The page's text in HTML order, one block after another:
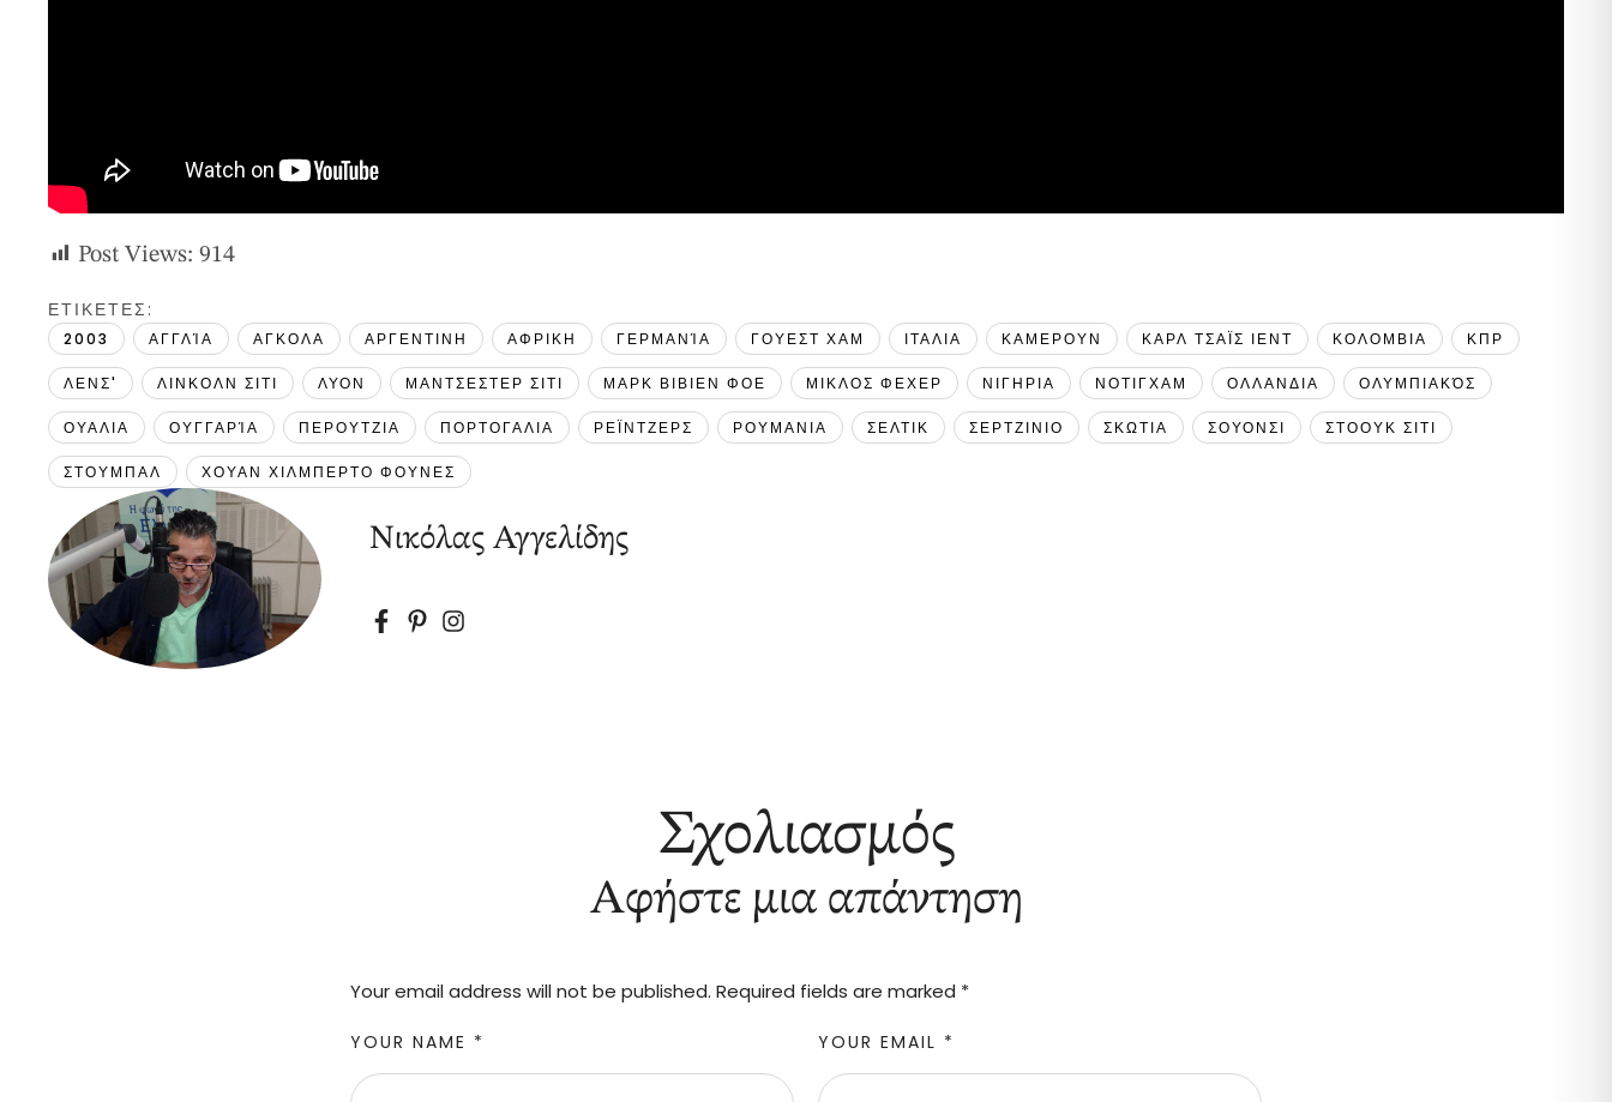
Post Views: 914
ΕΤΙΚΕΤΕΣ:
2003 ΑΓΓΛΊΑ ΑΓΚΟΛΑ ΑΡΓΕΝΤΙΝΗ ΑΦΡΙΚΗ ΓΕΡΜΑΝΊΑ ΓΟΥΕΣΤ ΧΑΜ ΙΤΑΛΙΑ ΚΑΜΕΡΟΥΝ ΚΑΡΛ ΤΣΑΪΣ ΙΕΝΤ ΚΟΛΟΜΒΙΑ ΚΠΡ
ΛΕΝΣ' ΛΙΝΚΟΛΝ ΣΙΤΙ ΛΥΟΝ ΜΑΝΤΣΕΣΤΕΡ ΣΙΤΙ ΜΑΡΚ ΒΙΒΙΕΝ ΦΟΕ ΜΙΚΛΟΣ ΦΕΧΕΡ ΝΙΓΗΡΙΑ ΝΟΤΙΓΧΑΜ ΟΛΛΑΝΔΙΑ ΟΛΥΜΠΙΑΚΌΣ
ΟΥΑΛΙΑ ΟΥΓΓΑΡΊΑ ΠΕΡΟΥΤΖΙΑ ΠΟΡΤΟΓΑΛΙΑ ΡΕΪΝΤΖΕΡΣ ΡΟΥΜΑΝΙΑ ΣΕΛΤΙΚ ΣΕΡΤΖΙΝΙΟ ΣΚΩΤΙΑ ΣΟΥΟΝΣΙ ΣΤΟΟΥΚ ΣΙΤΙ
ΣΤΟΥΜΠΑΛ ΧΟΥΑΝ ΧΙΛΜΠΕΡΤΟ ΦΟΥΝΕΣ
Νικόλας Αγγελίδης
Σχολιασμός
Αφήστε μια απάντηση
Your email address will not be published. Required fields are marked *
YOUR NAME * YOUR EMAIL *